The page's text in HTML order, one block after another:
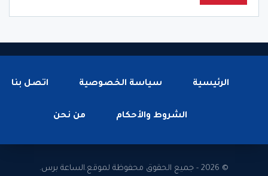
الرئيسية سياسة الخصوصية اتصل بنا
الشروط والأحكام من نحن
© 2026 - جميع الحقوق محفوظة لموقع.الساعة برس.